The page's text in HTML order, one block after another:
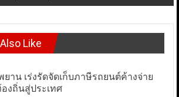
Like
ยาน เร่งรัดจัดเก็บภาษีรถยนต์ค้างจ่าย
งถิ่นสู่ประเทศ